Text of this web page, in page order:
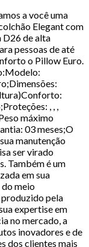
a você uma
Elegant com
D26 de alta
pessoas de até
o Pillow Euro.
, , ,
máximo
03 meses;O
manutenção
ser virado
Também é um
em sua
do meio
pela
expertise em
no mercado, a
inovadores e de
dos clientes mais